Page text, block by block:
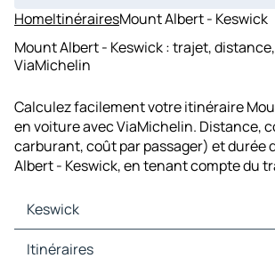
HomeItinérairesMount Albert - Keswick
Mount Albert - Keswick : trajet,
ViaMichelin
Calculez facilement votre itinéraire
en voiture avec ViaMichelin. Distance,
carburant, coût par passager) et durée
Albert - Keswick, en tenant compte du
Keswick
Keswick Cartes et plans
Itinéraires